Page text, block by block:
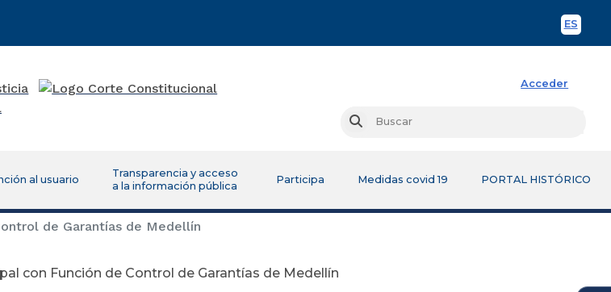
ES
Acceder
Buscar
al usuario
Transparencia y acceso
a la información pública
Participa Medidas covid 19 PORTAL HISTÓRICO
de Garantías de Medellín
con Función de Control de Garantías de Medellín